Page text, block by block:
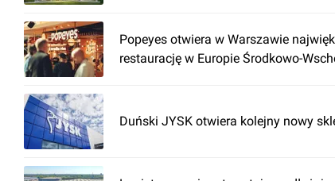
Popeyes otwiera w Warszawie
restaurację w Europie Środkowo-
Duński JYSK otwiera kolejny nowy